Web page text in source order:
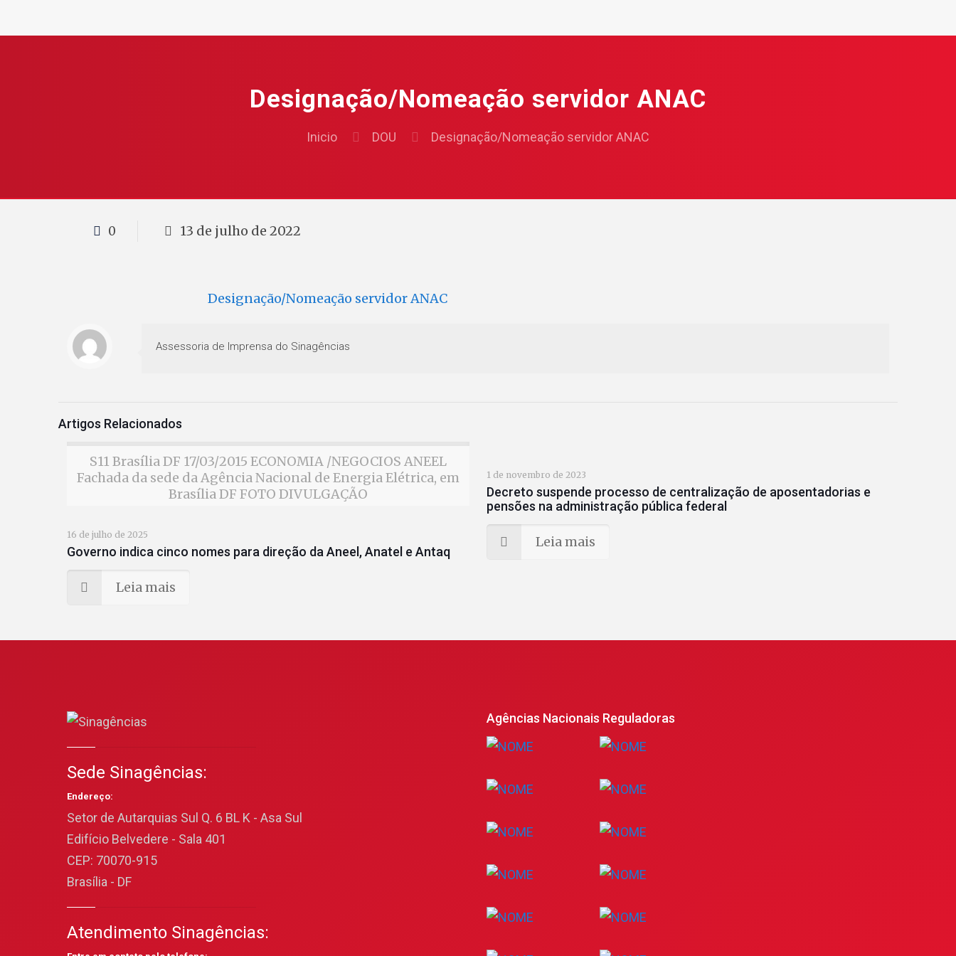
Designação/Nomeação servidor ANAC
Inicio DOU Designação/Nomeação servidor ANAC
0 13 de julho de 2022
Designação/Nomeação servidor ANAC
Assessoria de Imprensa do Sinagências
Artigos Relacionados
S11 Brasília DF 17/03/2015 ECONOMIA /NEGOCIOS ANEEL
Fachada da sede da Agência Nacional de Energia Elétrica, em
Brasília DF FOTO DIVULGAÇÃO
16 de julho de 2025
Governo indica cinco nomes para direção da Aneel, Anatel e Antaq
Leia mais
1 de novembro de 2023
Decreto suspende processo de centralização de aposentadorias e
pensões na administração pública federal
Leia mais
Sede Sinagências:
Endereço:
Setor de Autarquias Sul Q. 6 BL K - Asa Sul
Edifício Belvedere - Sala 401
CEP: 70070-915
Brasília - DF
Atendimento Sinagências:
Agências Nacionais Reguladoras